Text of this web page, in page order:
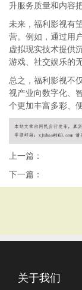
升服务质量和内容把
未来，福利影视有
营。例如，通过用
虚拟现实技术提供
游戏、社交娱乐的
总之，福利影视不
视产业向数字化、
个更加丰富多彩、
上一篇：
下一篇：
关于我们